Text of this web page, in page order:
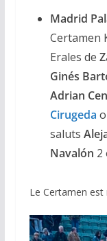
Madrid
Certamen
Erales de
Ginés
Adrian
Cirugeda
saluts
Navalón 2
Le Certamen